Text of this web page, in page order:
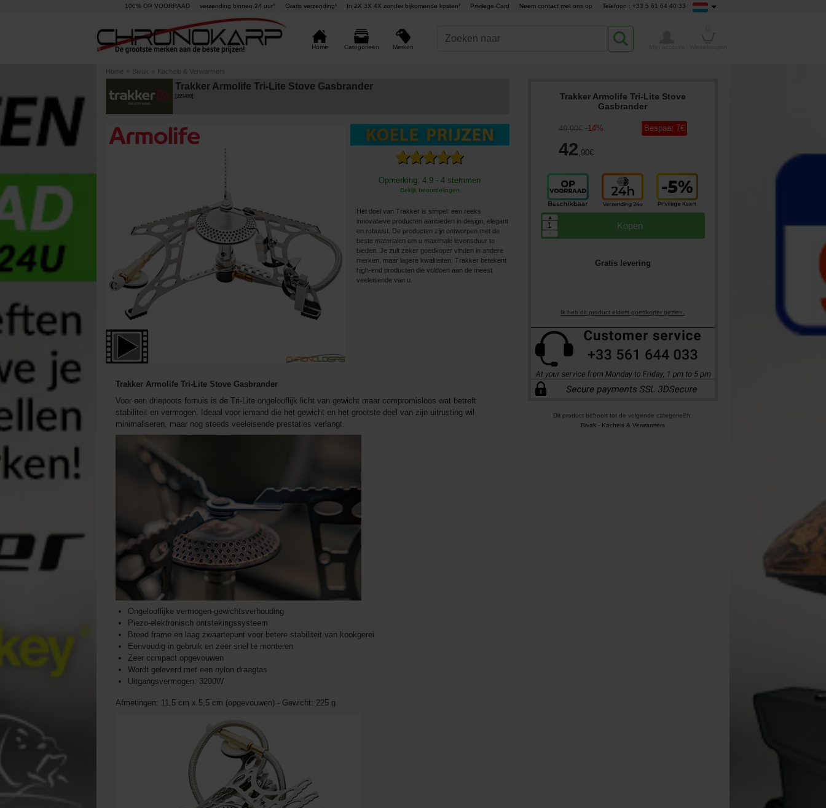
100% OP VOORRAAD verzending binnen 24 uur° Gratis verzending¹ In 2X 3X 4X zonder bijkomende kosten² Privilege Card Neem contact met ons op Telefoon : +33 5 61 64 40 33
Home Categorieën Merken
Home » Bivak » Kachels & Verwarmers
Trakker Armolife Tri-Lite Stove Gasbrander
221490]
Opmerking: 4.9 - 4 stemmen
Bekijk beoordelingen
Het doel van Trakker is simpel: een reeks
innovatieve producten aanbieden in design, elegant
en robuust. De producten zijn ontworpen met de
beste materialen om u maximale levensduur te
bieden. Je zult zeker goedkoper vinden in andere
merken, maar lagere kwaliteiten. Trakker betekent
high-end producten die voldoen aan de meest
veeleisende van u.
Trakker Armolife Tri-Lite Stove
Gasbrander
49,90€ -14%
42,90€
Bespaar 7€
Kopen
▲
Gratis levering
Ik heb dit product elders goedkoper gezien.
Dit product behoort tot de volgende categorieën:
Bivak- Kachels & Verwarmers
Trakker Armolife Tri-Lite Stove Gasbrander
Voor een driepoots fornuis is de Tri-Lite ongelooflijk licht van gewicht maar compromisloos wat betreft
stabiliteit en vermogen. Ideaal voor iemand die het gewicht en het grootste deel van zijn uitrusting wil
minimaliseren, maar nog steeds veeleisende prestaties verlangt.
Ongelooflijke vermogen-gewichtsverhouding
Piezo-elektronisch ontstekingssysteem
Breed frame en laag zwaartepunt voor betere stabiliteit van kookgerei
Eenvoudig in gebruik en zeer snel te monteren
Zeer compact opgevouwen
Wordt geleverd met een nylon draagtas
Uitgangsvermogen: 3200W
Afmetingen: 11,5 cm x 5,5 cm (opgevouwen) - Gewicht: 225 g